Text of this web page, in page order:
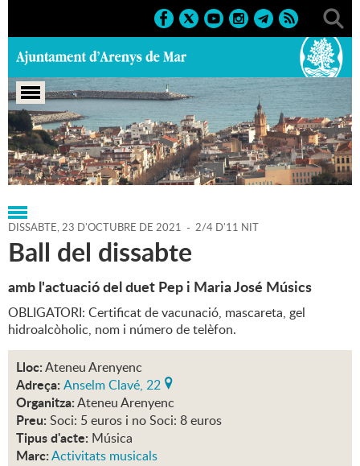
Portada > Regidories > Cultura > Agenda > 23-10-2021
DISSABTE,23 D'OCTUBRE DE 2021 - 2/4 D'11 NIT
Ball del dissabte
amb l'actuació del duet Pep i Maria José Músics
OBLIGATORI: Certificat de vacunació, mascareta, gel
hidroalcòholic, nom i número de telèfon.
Lloc:Ateneu Arenyenc
Adreça: Anselm Clavé, 22
Organitza:Ateneu Arenyenc
Preu: Soci: 5 euros i no Soci: 8 euros
Tipus d'acte: Música
Marc:Activitats musicals